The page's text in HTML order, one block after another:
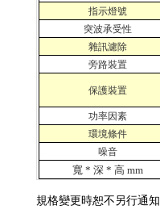
指示燈號
突波承受性
雜訊濾除
旁路裝置
保護裝置
功率因素
環境條件
噪音
寬 *深 *高 mm
規格變更時恕不另行通知